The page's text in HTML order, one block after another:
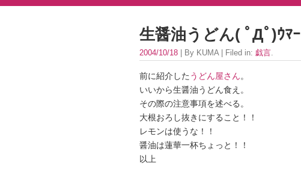
生醤油うどん( ﾟДﾟ)ｳﾏｰ
2004/10/18 | By KUMA | Filed in: 戯言.
前に紹介した うどん屋さん。
いいから生醤油うどん食え。
その際の注意事項を述べる。
大根おろし抜きにすること！！
レモンは使うな！！
醤油は蓮華一杯ちょっと！！
以上